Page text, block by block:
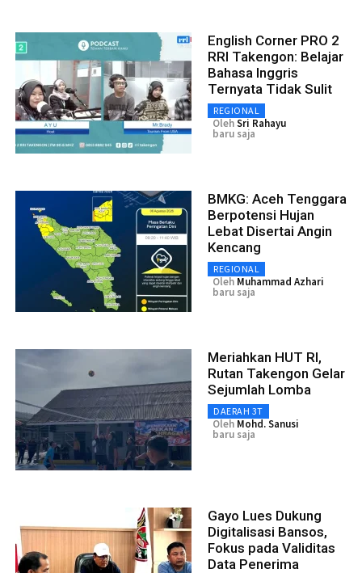
English Corner PRO 2
RRI Takengon: Belajar
Bahasa Inggris
Ternyata Tidak Sulit
REGIONAL
OlehSri Rahayu
baru saja
BMKG: Aceh Tenggara
Berpotensi Hujan
Lebat Disertai Angin
Kencang
REGIONAL
Oleh Muhammad Azhari
baru saja
Meriahkan HUT RI,
Rutan Takengon Gelar
Sejumlah Lomba
DAERAH 3T
Oleh Mohd. Sanusi
baru saja
Gayo Lues Dukung
Digitalisasi Bansos,
Fokus pada Validitas
Data Penerima